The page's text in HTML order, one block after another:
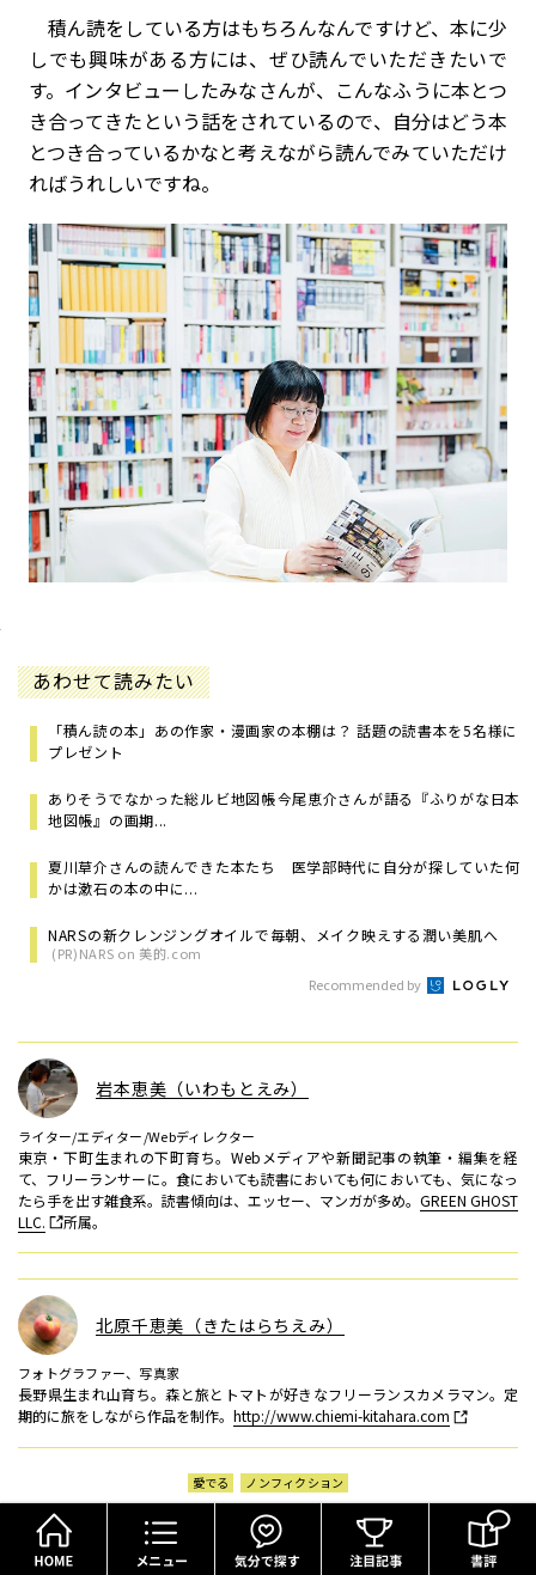
積ん読をしている方はもちろんなんですけど、本に少
しでも興味がある方には、ぜひ読んでいただきたいで
す。インタビューしたみなさんが、こんなふうに本とつ
き合ってきたという話をされているので、自分はどう本
とつき合っているかなと考えながら読んでみていただけ
ればうれしいですね。
あわせて読みたい
「積ん読の本」あの作家・漫画家の本棚は？ 話題の読書本を5名様に
プレゼント
ありそうでなかった総ルビ地図帳――今尾恵介さんが語る『ふりがな日本
地図帳』の画期...
夏川草介さんの読んできた本たち 医学部時代に自分が探していた何
かは漱石の本の中に...
NARSの新クレンジングオイルで毎朝、メイク映えする潤い美肌へ
(PR)NARS on 美的.com
Recommended by
岩本恵美（いわもとえみ）
ライター/エディター/Webディレクター
東京・下町生まれの下町育ち。Webメディアや新聞記事の執筆・編集を経
て、フリーランサーに。食においても読書においても何においても、気になっ
たら手を出す雑食系。読書傾向は、エッセー、マンガが多め。 GREEN GHOST
LLC.
所属。
北原千恵美（きたはらちえみ）
フォトグラファー、写真家
長野県生まれ山育ち。森と旅とトマトが好きなフリーランスカメラマン。定
期的に旅をしながら作品を制作。 http://www.chiemi-kitahara.com
愛でる ノンフィクション